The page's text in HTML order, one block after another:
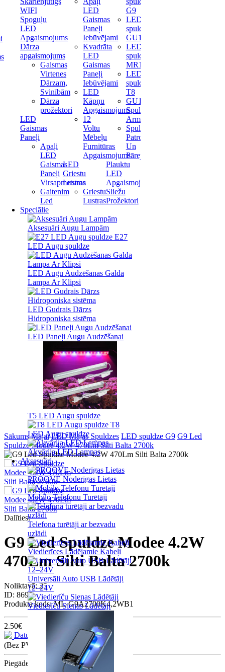
WIFI
Spoguļu
LED
Apgaismojums
Dārza
apgaismojums
Gaismas
Virtenes
Dārzam,
Svinībām
Dārza
prožektori
LED
Gaismas
Paneļi
Apaļi
LED
Gaismas
Paneļi
Virsapmetuma
Gaitenim
Led
LED
Gaismas
Paneļi
Iebūvējami
Kvadrāta
LED
Gaismas
Paneļi
Iebūvējami
LED
Kāpņu
Apgaismojums
12
Voltu
Mēbeļu
Furnitūras
Apgaismojums
LED
Griestu
Lustras
Griestu
Lustras
G9
LED
spuldze
GU10
LED
spuldze
MR16
LED
spuldze
T8
GU10
Spuldžu
Armatūras
Spuldžu
Patronas
Un
Pārejas
Plauktu
LED
Apgaismojums
Sliežu
Prožektori
Speciālie
Aksesuāri Augu Lampām
E27
LED Augu spuldze
LED Augu Audzēšanas Galda
Lampa Ar Klipsi
LED Gudrais Dārzs
Hidroponiska sistēma
LED Paneļi Augu Audzēšanai
T5 LED Augu spuldze
T8
LED Augu spuldze
Akvārija LED Lampas
Aksesuāri
PROOVE Noderīgas Lietas
Mobilo Telefonu Turētāji
Telefona turētāji ar bezvadu
uzlādi
Viedierīces Lādējamie Kabeļi
Universāli Auto USB Lādētāji
12–24V
Viedierīču Sienas Lādētāji
Sākums Mājai LED Mājas Spuldzes LED spuldze G9 G9 Led
Spuldze Modee 4.2W 470Lm Silti Balta 2700k
Dalīties:
G9 Led Spuldze Modee 4.2W
470Lm Silti Balta 2700k
Noliktavā: 25
ID: 8698
Produkta kods:ML-G9A2700K4,2WB1
2.50€
Datu lapa
(Bez PVN: 2.07€)
Piegādes iespējas